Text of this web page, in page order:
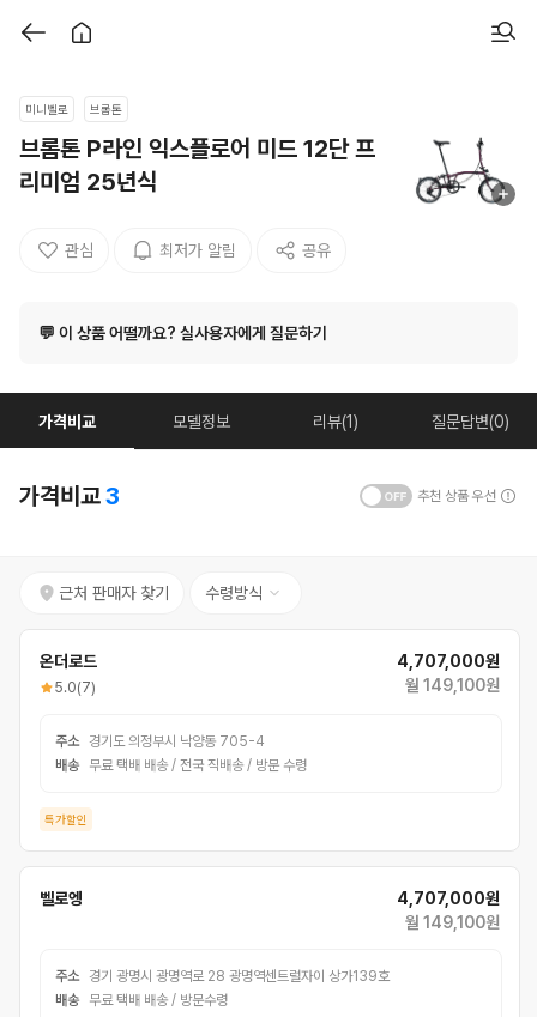
미니벨로 브롬톤
브롬톤 P라인 익스플로어 미드 12단 프
리미엄 25년식
관심 최저가 알림 공유
💬 이 상품 어떨까요? 실사용자에게 질문하기
가격비교 모델정보 리뷰(1) 질문답변(0)
가격비교3 추천 상품 우선
근처 판매자 찾기 수령방식
온더로드
5.0(7)
4,707,000원
월 149,100원
주소
경기도 의정부시 낙양동 705-4
배송
무료 택배 배송 / 전국 직배송 / 방문 수령
특가할인
벨로엥
4,707,000원
월 149,100원
주소
경기 광명시 광명역로 28 광명역센트럴자이 상가139호
배송
무료 택배 배송 / 방문수령